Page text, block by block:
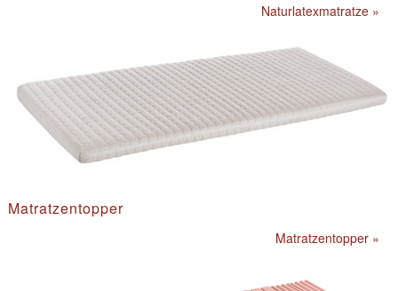
Naturlatexmatratze »
Matratzentopper
Matratzentopper »